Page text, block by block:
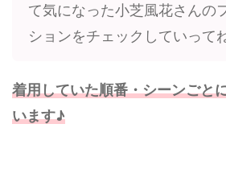
て気になった小芝風花さんの
ションをチェックしていって
着用していた順番・シーンごと
います♪